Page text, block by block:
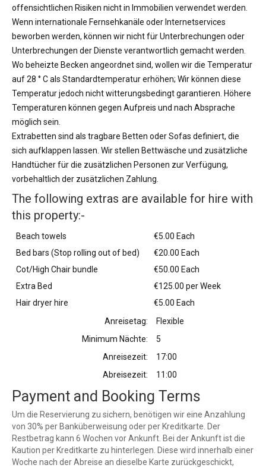
offensichtlichen Risiken nicht in Immobilien verwendet werden.
Wenn internationale Fernsehkanäle oder Internetservices
beworben werden, können wir nicht für Unterbrechungen oder
Unterbrechungen der Dienste verantwortlich gemacht werden.
Wo beheizte Becken angeordnet sind, wollen wir die Temperatur
auf 28 ° C als Standardtemperatur erhöhen; Wir können diese
Temperatur jedoch nicht witterungsbedingt garantieren. Höhere
Temperaturen können gegen Aufpreis und nach Absprache
möglich sein.
Extrabetten sind als tragbare Betten oder Sofas definiert, die
sich aufklappen lassen. Wir stellen Bettwäsche und zusätzliche
Handtücher für die zusätzlichen Personen zur Verfügung,
vorbehaltlich der zusätzlichen Zahlung.
The following extras are available for hire with
this property:-
Beach towels
€5.00 Each
Bed bars (Stop rolling out of bed)
€20.00 Each
Cot/High Chair bundle
€50.00 Each
Extra Bed
€125.00 per Week
Hair dryer hire
€5.00 Each
Anreisetag:
Flexible
Minimum Nächte:
5
Anreisezeit:
17:00
Abreisezeit:
11:00
Payment and Booking Terms
Um die Reservierung zu sichern, benötigen wir eine Anzahlung
von 30% per Banküberweisung oder per Kreditkarte. Der
Restbetrag kann 6 Wochen vor Ankunft. Bei der Ankunft ist die
Kaution per Kreditkarte zu hinterlegen. Diese wird innerhalb einer
Woche nach der Abreise an dieselbe Karte zurückgeschickt,